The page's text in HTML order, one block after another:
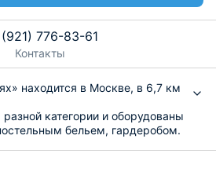
776-83-61
Контакты
находится в Москве, в 6,7 км
категории и оборудованы
бельем, гардеробом.